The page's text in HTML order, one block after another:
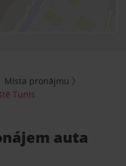
Místa pronájmu
Tunis
auta